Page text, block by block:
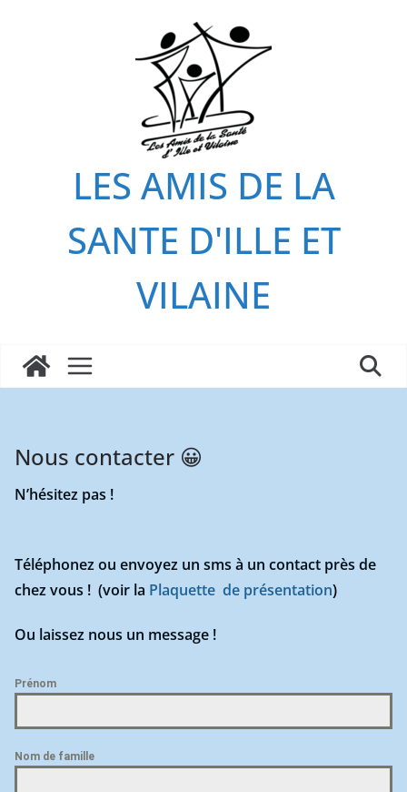
LES AMIS DE LA
SANTE D'ILLE ET
VILAINE
Nous contacter 😀
N’hésitez pas !
Téléphonez ou envoyez un sms à un contact près de
chez vous ! (voir la Plaquette de présentation)
Ou laissez nous un message !
Prénom
Nom de famille